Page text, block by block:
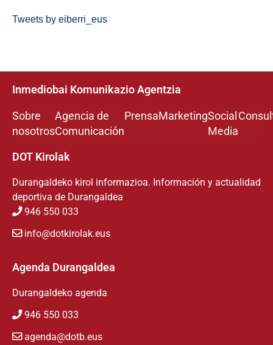
Tweets by eiberri_eus
Inmediobai Komunikazio Agentzia
Sobre
nosotros
Agencia de
Comunicación
PrensaMarketingSocial
Media
DOT Kirolak
Durangaldeko kirol informazioa. Información y actualidad
deportiva de Durangaldea
946 550 033
info@dotkirolak.eus
Agenda Durangaldea
Durangaldeko agenda
946 550 033
agenda@dotb.eus